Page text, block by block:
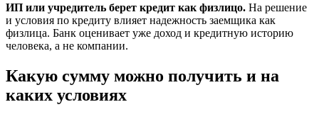
ИП или учредитель берет кредит как физлицо. На решение
и условия по кредиту влияет надежность заемщика как
физлица. Банк оценивает уже доход и кредитную историю
человека, а не компании.
Какую сумму можно получить и на
каких условиях